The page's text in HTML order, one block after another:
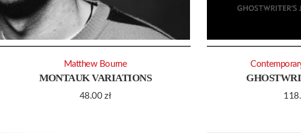
MONTAUK VARIATIONS
48.00zł
Matthew Bourne